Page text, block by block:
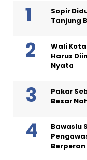
Sopir
Tanjung
Wali Kota
Harus
Nyata
Pakar
Besar
Bawaslu